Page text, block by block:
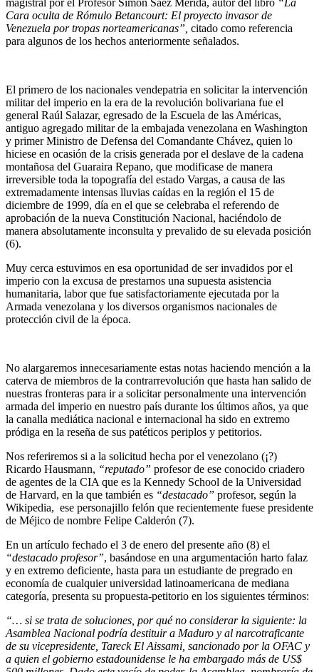
magistral por el Profesor Simón Sáez Mérida, autor del libro “La
Cara oculta de Rómulo Betancourt: El proyecto invasor de
Venezuela por tropas norteamericanas”, citado como referencia
para algunos de los hechos anteriormente señalados.
El primero de los nacionales vendepatria en solicitar la intervención
militar del imperio en la era de la revolución bolivariana fue el
general Raúl Salazar, egresado de la Escuela de las Américas,
antiguo agregado militar de la embajada venezolana en Washington
y primer Ministro de Defensa del Comandante Chávez, quien lo
hiciese en ocasión de la crisis generada por el deslave de la cadena
montañosa del Guaraira Repano, que modificase de manera
irreversible toda la topografía del estado Vargas, a causa de las
extremadamente intensas lluvias caídas en la región el 15 de
diciembre de 1999, día en el que se celebraba el referendo de
aprobación de la nueva Constitución Nacional, haciéndolo de
manera absolutamente inconsulta y prevalido de su elevada posición
(6).
Muy cerca estuvimos en esa oportunidad de ser invadidos por el
imperio con la excusa de prestarnos una supuesta asistencia
humanitaria, labor que fue satisfactoriamente ejecutada por la
Armada venezolana y los diversos organismos nacionales de
protección civil de la época.
No alargaremos innecesariamente estas notas haciendo mención a la
caterva de miembros de la contrarrevolución que hasta han salido de
nuestras fronteras para ir a solicitar personalmente una intervención
armada del imperio en nuestro país durante los últimos años, ya que
la canalla mediática nacional e internacional ha sido en extremo
pródiga en la reseña de sus patéticos periplos y petitorios.
Nos referiremos si a la solicitud hecha por el venezolano (¡?)
Ricardo Hausmann, “reputado” profesor de ese conocido criadero
de agentes de la CIA que es la Kennedy School de la Universidad
de Harvard, en la que también es “destacado” profesor, según la
Wikipedia, ese personajillo felón que recientemente fuese presidente
de Méjico de nombre Felipe Calderón (7).
En un artículo fechado el 3 de enero del presente año (8) el
“destacado profesor”, basándose en una argumentación harto falaz
y en extremo deficiente, hasta para un estudiante de pregrado en
economía de cualquier universidad latinoamericana de mediana
categoría, presenta su propuesta-petitorio en los siguientes términos:
“… si se trata de soluciones, por qué no considerar la siguiente: la
Asamblea Nacional podría destituir a Maduro y al narcotraficante
de su vicepresidente, Tareck El Aissami, sancionado por la OFAC y
a quien el gobierno estadounidense le ha embargado más de US$